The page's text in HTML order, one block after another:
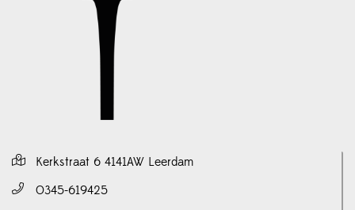
Kerkstraat 6 4141AW Leerdam
0345-619425